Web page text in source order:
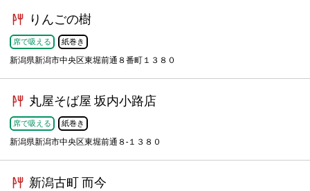
りんごの樹
席で吸える 紙巻き
新潟県新潟市中央区東堀前通８番町１３８０
丸屋そば屋 坂内小路店
席で吸える 紙巻き
新潟県新潟市中央区東堀前通８-１３８０
新潟古町 而今